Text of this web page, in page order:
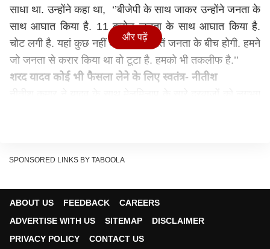
साधा था. उन्होंने कहा था, ‘’बीजेपी के साथ जाकर उन्होंने जनता के
साथ आघात किया है. 11 करोड़ जनता के साथ आघात किया है.
चोट लगी है. यहां कुछ नहीं बोलेंगे. सब बातें जनता के बीच होगी. हमने
जो जनता से करार किया था वो टूटा है. हमको भी तकलीफ है.’’
शरद यादव कोई भी फैसला लेने के लिए स्वतंत्र- नीतीश
जहां तक पार्टी का सवाल है तो यह पहले ही फैसला कर चुकी है. यह
रिलेटेड स्टोरी >>
और पढ़ें
SPONSORED LINKS BY TABOOLA
ABOUT US FEEDBACK
CAREERS
ADVERTISE WITH US
SITEMAP
DISCLAIMER
PRIVACY POLICY
CONTACT US